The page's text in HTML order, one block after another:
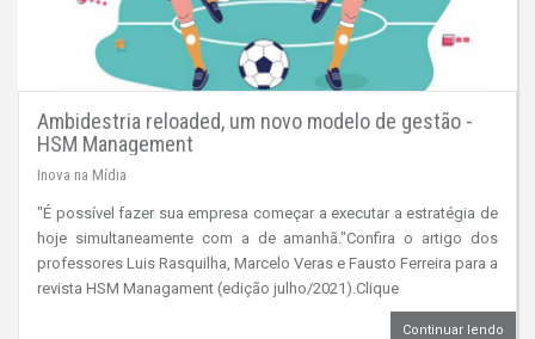
Ambidestria reloaded, um novo modelo de gestão -
HSM Management
Inova na Mídia
"É possível fazer sua empresa começar a executar a estratégia de
hoje simultaneamente com a de amanhã."Confira o artigo dos
professores Luis Rasquilha, Marcelo Veras e Fausto Ferreira para a
revista HSM Managament (edição julho/2021).Clique
Continuar lendo